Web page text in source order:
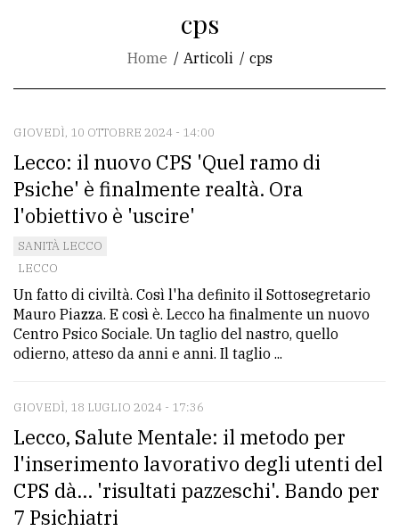
CONTATTI
La
redazione
Scrivici
Per
la
tua
pubblicità
CERCA
Cerca
per
comune
Ricerca
avanzata
cps
Home Articoli cps
GIOVEDÌ, 10 OTTOBRE 2024 - 14:00
Lecco: il nuovo CPS 'Quel ramo di
Psiche' è finalmente realtà. Ora
l'obiettivo è 'uscire'
SANITÀ LECCO
LECCO
Un fatto di civiltà. Così l'ha definito il Sottosegretario
Mauro Piazza. E così è. Lecco ha finalmente un nuovo
Centro Psico Sociale. Un taglio del nastro, quello
odierno, atteso da anni e anni. Il taglio ...
GIOVEDÌ, 18 LUGLIO 2024 - 17:36
Lecco, Salute Mentale: il metodo per
l'inserimento lavorativo degli utenti del
CPS dà... 'risultati pazzeschi'. Bando per
7 Psichiatri